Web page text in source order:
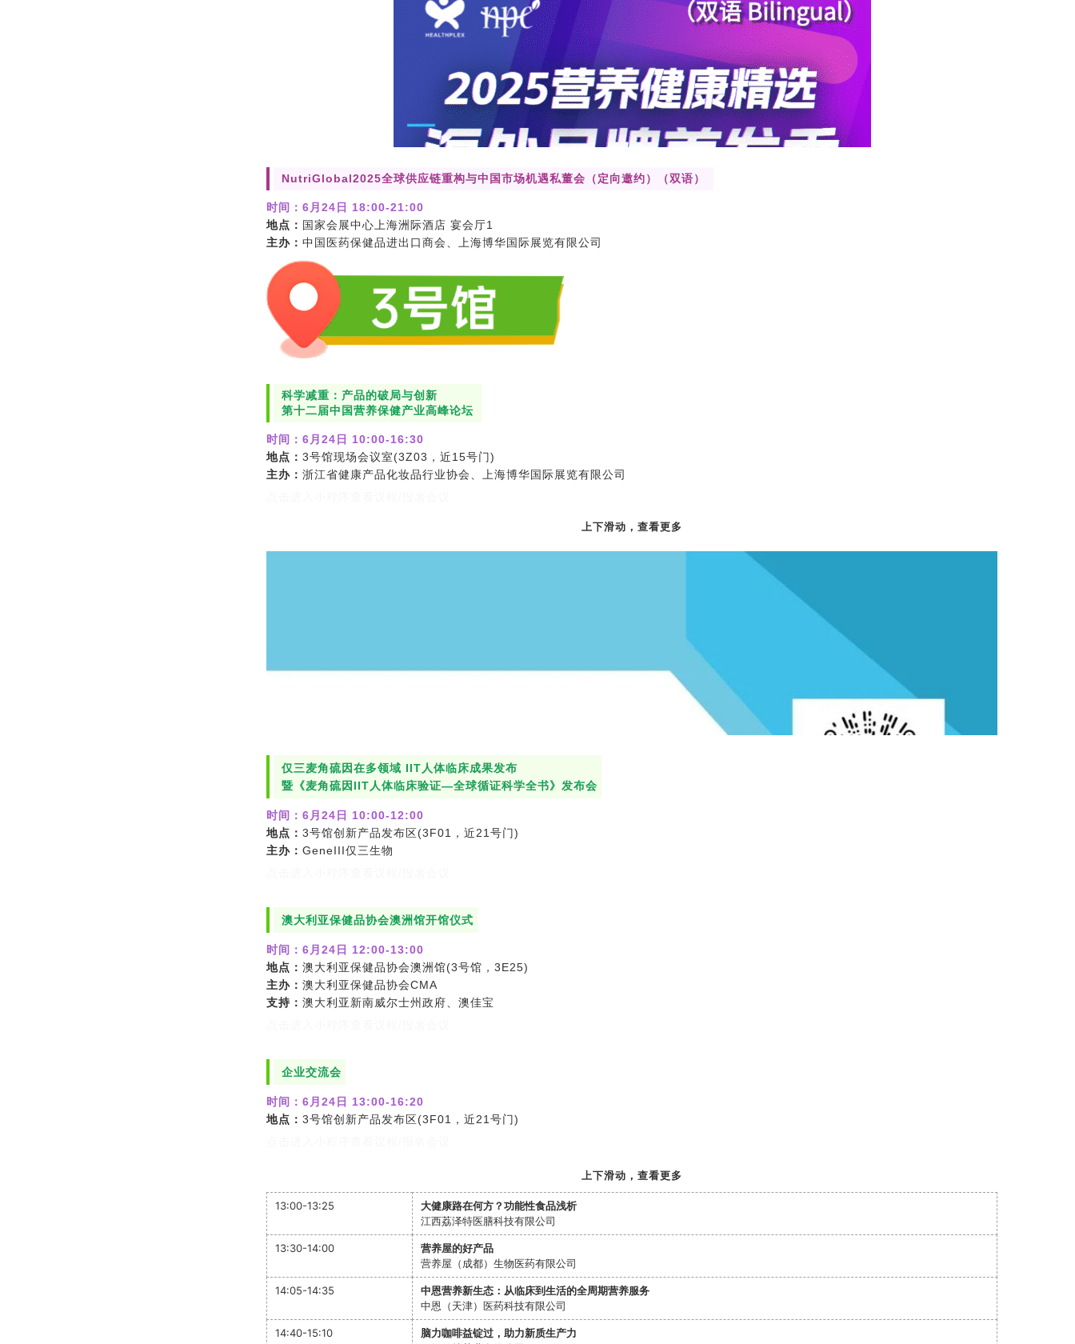
NutriGlobal2025全球供应链重构与中国市场机遇私董会（定向邀约）（双语）
时间： 6月24日 18:00-21:00
地点： 国家会展中心上海洲际酒店 宴会厅1
主办： 中国医药保健品进出口商会、上海博华国际展览有限公司
科学减重：产品的破局与创新
第十二届中国营养保健产业高峰论坛
时间： 6月24日 10:00-16:30
地点： 3号馆现场会议室(3Z03，近15号门)
主办： 浙江省健康产品化妆品行业协会、上海博华国际展览有限公司
上下滑动，查看更多
仅三麦角硫因在多领域 IIT人体临床成果发布
暨《麦角硫因IIT人体临床验证—全球循证科学全书》发布会
时间： 6月24日 10:00-12:00
地点： 3号馆创新产品发布区(3F01，近21号门)
主办： GeneIII仅三生物
澳大利亚保健品协会澳洲馆开馆仪式
时间： 6月24日 12:00-13:00
地点： 澳大利亚保健品协会澳洲馆(3号馆，3E25)
主办： 澳大利亚保健品协会CMA
支持： 澳大利亚新南威尔士州政府、澳佳宝
企业交流会
时间： 6月24日 13:00-16:20
地点： 3号馆创新产品发布区(3F01，近21号门)
上下滑动，查看更多
13:00-13:25
大健康路在何方？功能性食品浅析
江西荔泽特医膳科技有限公司
13:30-14:00
营养屋的好产品
营养屋（成都）生物医药有限公司
14:05-14:35
中恩营养新生态：从临床到生活的全周期营养服务
中恩（天津）医药科技有限公司
14:40-15:10
脑力咖啡益锭过，助力新质生产力